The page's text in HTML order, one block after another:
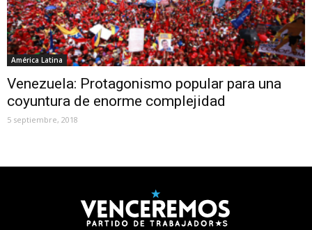
América Latina
Venezuela: Protagonismo popular para una
coyuntura de enorme complejidad
5 septiembre, 2018